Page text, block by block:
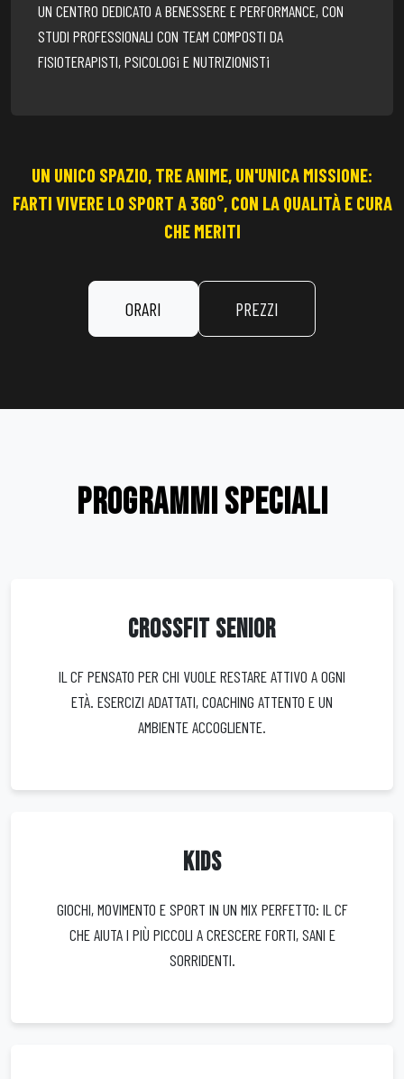
UN CENTRO DEDICATO A BENESSERE E PERFORMANCE, CON
STUDI PROFESSIONALI CON TEAM COMPOSTI DA
FISIOTERAPISTI, PSICOLOGi E NUTRIZIONISTi
UN UNICO SPAZIO, TRE ANIME, UN'UNICA MISSIONE:
FARTI VIVERE LO SPORT A 360°, CON LA QUALITÀ E CURA
CHE MERITI
ORARI PREZZI
PROGRAMMI SPECIALI
CROSSFIT SENIOR
IL CF PENSATO PER CHI VUOLE RESTARE ATTIVO A OGNI
ETÀ. ESERCIZI ADATTATI, COACHING ATTENTO E UN
AMBIENTE ACCOGLIENTE.
KIDS
GIOCHI, MOVIMENTO E SPORT IN UN MIX PERFETTO: IL CF
CHE AIUTA I PIÙ PICCOLI A CRESCERE FORTI, SANI E
SORRIDENTI.